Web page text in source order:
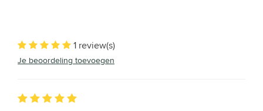
1 review(s)
Je beoordeling toevoegen